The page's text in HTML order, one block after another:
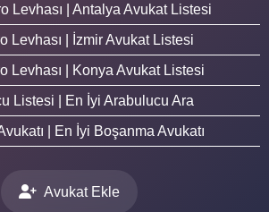
Levhası | Antalya Avukat Listesi
Levhası | İzmir Avukat Listesi
Levhası | Konya Avukat Listesi
Listesi | En İyi Arabulucu Ara
| En İyi Boşanma Avukatı
Avukat Ekle